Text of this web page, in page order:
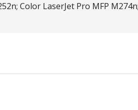
Color LaserJet Pro MFP